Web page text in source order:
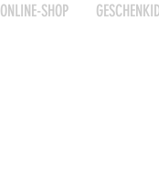
ONLINE-SHOP